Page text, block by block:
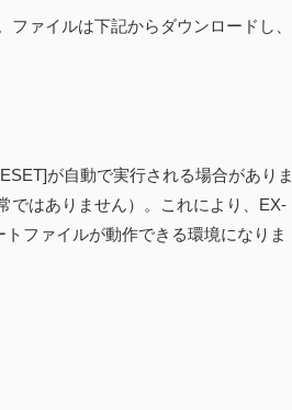
ァイルは下記からダウンロードし、
が自動で実行される場合がありま
ではありません）。これにより、EX-
ファイルが動作できる環境になりま